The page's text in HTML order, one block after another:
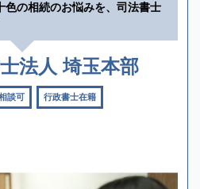
色の相続のお悩みを、司法書士
法人 埼玉本部
談可 行政書士在籍